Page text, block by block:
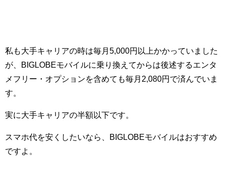
私も大手キャリアの時は毎月5,000円以上かかっていました
が、BIGLOBEモバイルに乗り換えてからは後述するエンタ
メフリー・オプションを含めても毎月2,080円で済んでいま
す。
実に大手キャリアの半額以下です。
スマホ代を安くしたいなら、BIGLOBEモバイルはおすすめ
ですよ。